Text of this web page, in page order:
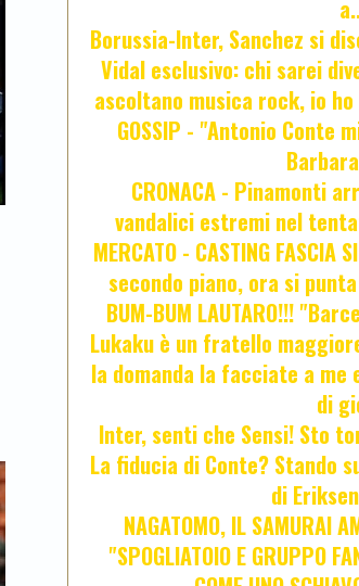
Borussia-Inter, Sanchez si
Vidal esclusivo: chi sarei
ascoltano musica rock, io
GOSSIP - "Antonio
CRONACA - Pinamonti
vandalici estremi nel
MERCATO - CASTING
secondo piano, ora si
BUM-BUM LAUTARO!!!
Lukaku è un fratello
la domanda la facciate a me
di
Inter, senti che Sensi! Sto
La fiducia di Conte? Stando
di
NAGATOMO, IL SAMURAI
"SPOGLIATOIO E GRUPPO